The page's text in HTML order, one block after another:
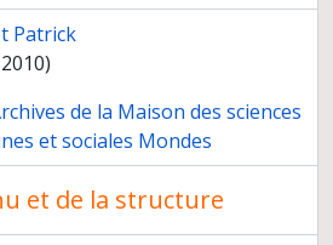
Patrick
de la Maison des sciences
et sociales Mondes
et de la structure